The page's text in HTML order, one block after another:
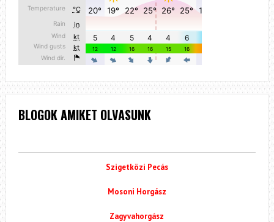
BLOGOK AMIKET OLVASUNK
Szigetközi Pecás
Mosoni Horgász
Zagyvahorgász